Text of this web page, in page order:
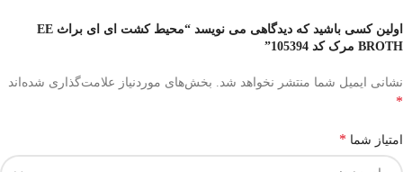
اولین کسی باشید که دیدگاهی می نویسد “محیط کشت ای ای براث EE
BROTH مرک کد 105394”
نشانی ایمیل شما منتشر نخواهد شد. بخش‌های موردنیاز علامت‌گذاری شده‌اند
*
امتیاز شما *